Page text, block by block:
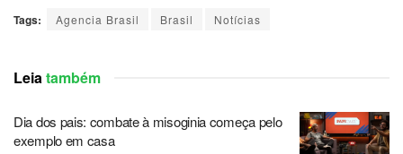
Tags: Agencia Brasil Brasil Notícias
Leiatambém
Dia dos pais: combate à misoginia começa pelo
exemplo em casa